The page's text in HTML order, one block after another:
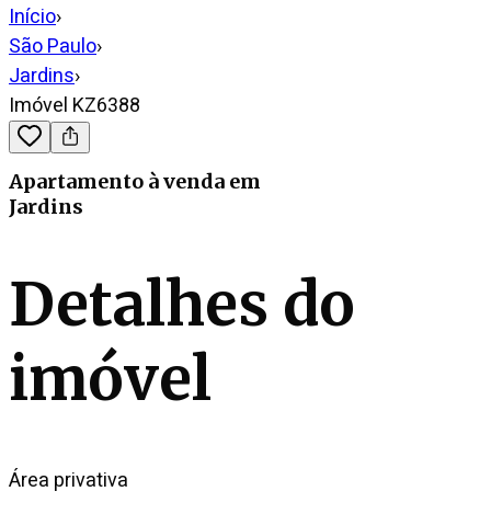
Início›
São Paulo›
Jardins›
Imóvel KZ6388
Apartamento à venda em
Jardins
Detalhes do
imóvel
Área privativa